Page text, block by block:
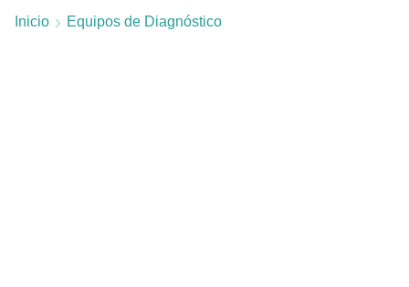
Inicio Equipos de Diagnóstico